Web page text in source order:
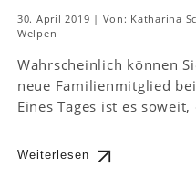
30. April 2019 | Von: Katharina
Welpen
Wahrscheinlich können
neue Familienmitglied
Eines Tages ist es
Weiterlesen